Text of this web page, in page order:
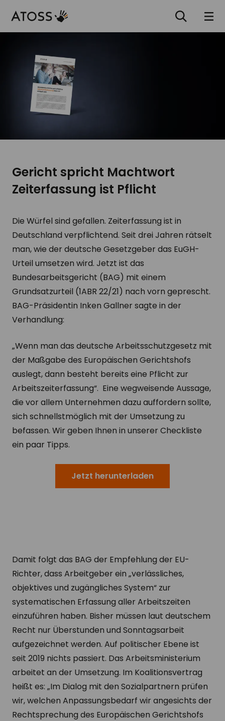
Gericht spricht Machtwort
Zeiterfassung ist Pflicht
Die Würfel sind gefallen. Zeiterfassung ist in
Deutschland verpflichtend. Seit drei Jahren rätselt
man, wie der deutsche Gesetzgeber das EuGH-
Urteil umsetzen wird. Jetzt ist das
Bundesarbeitsgericht (BAG) mit einem
Grundsatzurteil (1ABR 22/21) nach vorn geprescht.
BAG-Präsidentin Inken Gallner sagte in der
Verhandlung:
„Wenn man das deutsche Arbeitsschutzgesetz mit
der Maßgabe des Europäischen Gerichtshofs
auslegt, dann besteht bereits eine Pflicht zur
Arbeitszeiterfassung“. Eine wegweisende Aussage,
die vor allem Unternehmen dazu auffordern sollte,
sich schnellstmöglich mit der Umsetzung zu
befassen. Wir geben Ihnen in unserer Checkliste
ein paar Tipps.
Jetzt herunterladen
Damit folgt das BAG der Empfehlung der EU-
Richter, dass Arbeitgeber ein „verlässliches,
objektives und zugängliches System“ zur
systematischen Erfassung aller Arbeitszeiten
einzuführen haben. Bisher müssen laut deutschem
Recht nur Überstunden und Sonntagsarbeit
aufgezeichnet werden. Auf politischer Ebene ist
seit 2019 nichts passiert. Das Arbeitsministerium
arbeitet an der Umsetzung. Im Koalitionsvertrag
heißt es: „Im Dialog mit den Sozialpartnern prüfen
wir, welchen Anpassungsbedarf wir angesichts der
Rechtsprechung des Europäischen Gerichtshofs